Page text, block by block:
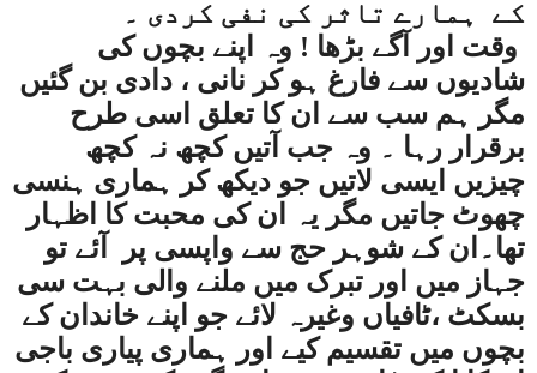
کے
ہمارے تاثر کی نفی کردی ۔
وقت اور آگے بڑھا ! وہ اپنے بچوں کی
شادیوں سے فارغ ہو کر نانی ، دادی بن گئیں
مگر ہم سب سے ان کا تعلق اسی طرح
برقرار رہا ۔ وہ جب آتیں کچھ نہ کچھ
چیزیں ایسی لاتیں جو دیکھ کر ہماری ہنسی
چھوٹ جاتیں مگر یہ ان کی محبت کا اظہار
تھا۔ان کے شوہر حج سے واپسی پر
آئے تو
جہاز میں اور تبرک میں ملنے والی بہت سی
بسکٹ ،ٹافیاں وغیرہ لائے جو اپنے خاندان کے
بچوں میں تقسیم کیے اور ہماری پیاری باجی